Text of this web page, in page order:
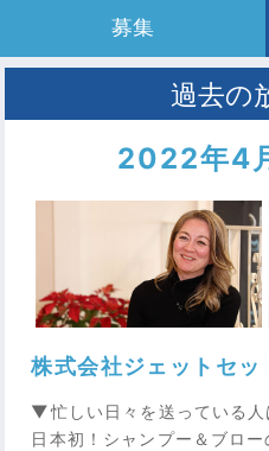
2022年4
株式会社ジェットセッ
▼忙しい日々を送っている人
日本初！シャンプー＆ブロ